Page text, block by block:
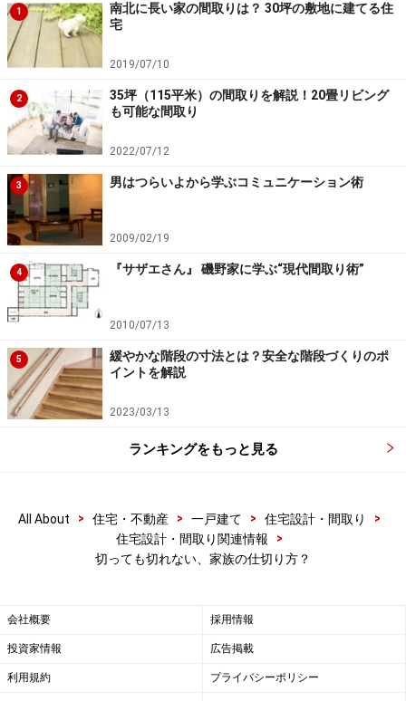
素敵な場所を作ってあげると、子供は自然と居着きま
す。さらに大切なのは、充分な量のある収納です。リビ
ングの一部となった子供スペースは、散らかってはいけ
ません。しかし整理整頓にも限界があります。
最も現実的なのは、必要な時にすぐに隠すことです。普
段は散らかしていても、家族が揃ったり、お客様がいら
したり、「かたづけなさい」のひと言ですぐに整頓でき
る「ものの避難場所」を確保することが大切です。こう
した習慣を繰り返すことで、かたづけの意識が自然と養
われていきます。
こうした勉強スペースは、子供が学校に行っている最中
に、お母さんの家事コーナーとして利用することもでき
ます。きちんとしたスペースを作ることは、結局は空間
を有効利用することにつながります。
で、夫婦の仕切り方（？）を紹介します。
い。
1
南北に長い家の間取りは？ 30坪の敷地に建てる住
宅
2019/07/10
2
35坪（115平米）の間取りを解説！20畳リビング
も可能な間取り
2022/07/12
3 男はつらいよから学ぶコミュニケーション術
2009/02/19
4 『サザエさん』 磯野家に学ぶ“現代間取り術”
2010/07/13
5
緩やかな階段の寸法とは？安全な階段づくりのポ
イントを解説
2023/03/13
ランキングをもっと見る
All About > 住宅・不動産 > 一戸建て > 住宅設計・間取り
>
住宅設計・間取り関連情報
>
切っても切れない、家族の仕切り方？
会社概要 採用情報
投資家情報 広告掲載
利用規約 プライバシーポリシー